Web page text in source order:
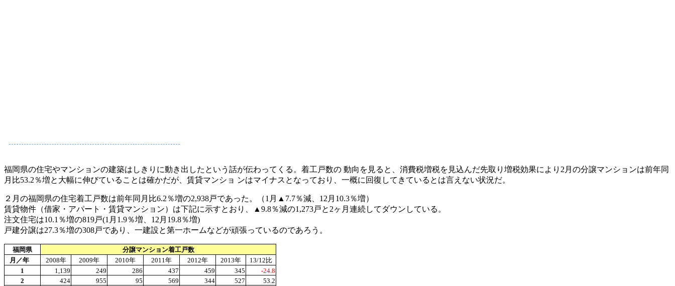
福岡県の住宅やマンションの建築はしきりに動き出したという話が伝わってくる。着工戸数の 動向を見ると、消費税増税を見込んだ先取り増税効果により2月の分譲マンションは前年同
月比53.2％増と大幅に伸びていることは確かだが、賃貸マンショ ンはマイナスとなっており、一概に回復してきているとは言えない状況だ。
２月の福岡県の住宅着工戸数は前年同月比6.2％増の2,938戸であった。（1月▲7.7％減、12月10.3％増）
賃貸物件（借家・アパート・賃貸マンション）は下記に示すとおり、▲9.8％減の1,273戸と2ヶ月連続してダウンしている。
注文住宅は10.1％増の819戸(1月1.9％増、12月19.8％増)
戸建分譲は27.3％増の308戸であり、一建設と第一ホームなどが頑張っているのであろう。
福岡県
分譲マンション着工戸数
月／年
2008年 2009年 2010年 2011年 2012年 2013年 13/12 比
1
1,139 249 286 437 459 345
-24.8
2
424 955 95 569 344 527 53.2